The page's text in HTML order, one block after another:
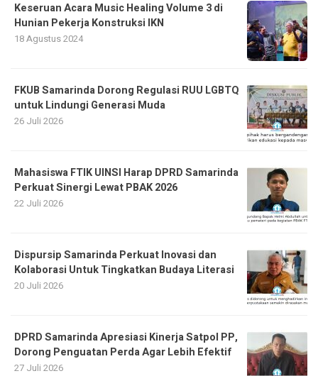
Keseruan Acara Music Healing Volume 3 di
Hunian Pekerja Konstruksi IKN
18 Agustus 2024
FKUB Samarinda Dorong Regulasi RUU LGBTQ
untuk Lindungi Generasi Muda
26 Juli 2026
Mahasiswa FTIK UINSI Harap DPRD Samarinda
Perkuat Sinergi Lewat PBAK 2026
22 Juli 2026
Dispursip Samarinda Perkuat Inovasi dan
Kolaborasi Untuk Tingkatkan Budaya Literasi
20 Juli 2026
DPRD Samarinda Apresiasi Kinerja Satpol PP,
Dorong Penguatan Perda Agar Lebih Efektif
27 Juli 2026